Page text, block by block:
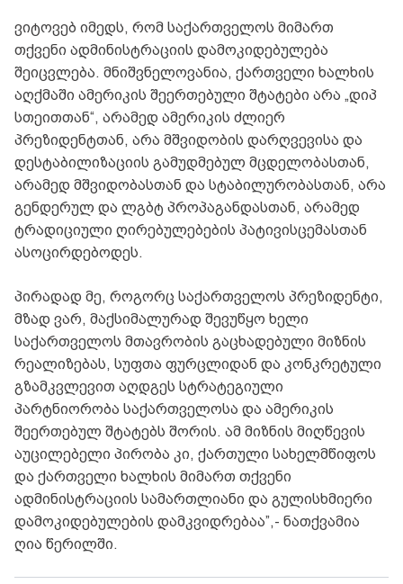
ვიტოვებ იმედს, რომ საქართველოს მიმართ
თქვენი ადმინისტრაციის დამოკიდებულება
შეიცვლება. მნიშვნელოვანია, ქართველი ხალხის
აღქმაში ამერიკის შეერთებული შტატები არა „დიპ
სთეითთან“, არამედ ამერიკის ძლიერ
პრეზიდენტთან, არა მშვიდობის დარღვევისა და
დესტაბილიზაციის გამუდმებულ მცდელობასთან,
არამედ მშვიდობასთან და სტაბილურობასთან, არა
გენდერულ და ლგბტ პროპაგანდასთან, არამედ
ტრადიციული ღირებულებების პატივისცემასთან
ასოცირდებოდეს.
პირადად მე, როგორც საქართველოს პრეზიდენტი,
მზად ვარ, მაქსიმალურად შევუწყო ხელი
საქართველოს მთავრობის გაცხადებული მიზნის
რეალიზებას, სუფთა ფურცლიდან და კონკრეტული
გზამკვლევით აღდგეს სტრატეგიული
პარტნიორობა საქართველოსა და ამერიკის
შეერთებულ შტატებს შორის. ამ მიზნის მიღწევის
აუცილებელი პირობა კი, ქართული სახელმწიფოს
და ქართველი ხალხის მიმართ თქვენი
ადმინისტრაციის სამართლიანი და გულისხმიერი
დამოკიდებულების დამკვიდრებაა”,- ნათქვამია
ღია წერილში.